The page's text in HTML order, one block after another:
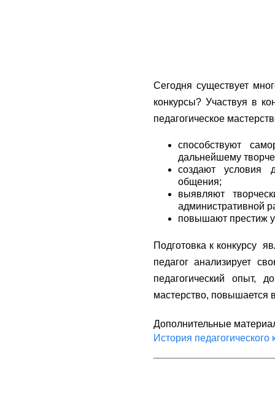
Сегодня существует
конкурсы? Участвуя в
педагогическое
способствуют
дальнейшему
создают условия
общения;
выявляют
административной
повышают престиж
Подготовка к конкурсу
педагог анализирует
педагогический опыт,
мастерство, повышается
Дополнительные
История педагогического